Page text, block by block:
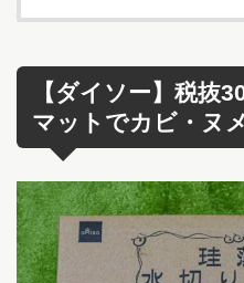
【ダイソー】税抜
マットでカビ・ヌ